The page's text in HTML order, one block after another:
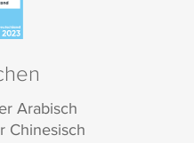
Arabisch
Chinesisch